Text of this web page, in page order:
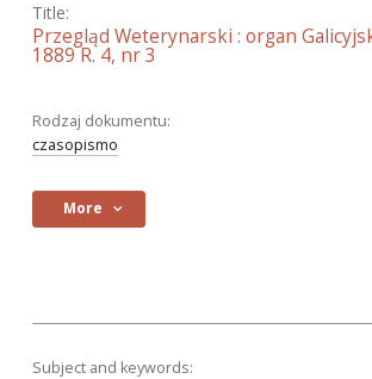
Title:
Przegląd Weterynarski : organ
1889 R. 4, nr 3
Rodzaj dokumentu:
czasopismo
More
Subject and keywords: